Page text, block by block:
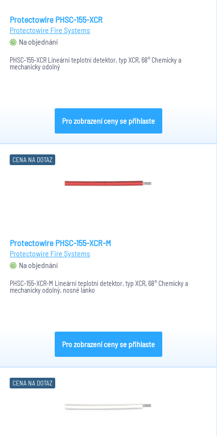
Protectowire PHSC-155-XCR
Protectowire Fire Systems
Na objednání
PHSC-155-XCR Lineární teplotní detektor, typ XCR, 68° Chemicky a
mechanicky odolný
Pro zobrazení ceny se přihlaste
CENA NA DOTAZ
Protectowire PHSC-155-XCR-M
Protectowire Fire Systems
Na objednání
PHSC-155-XCR-M Lineární teplotní detektor, typ XCR, 68° Chemicky a
mechanicky odolný, nosné lanko
Pro zobrazení ceny se přihlaste
CENA NA DOTAZ